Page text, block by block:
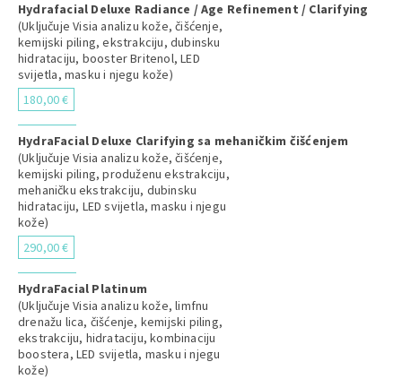
Hydrafacial Deluxe Radiance / Age Refinement / Clarifying
(Uključuje Visia analizu kože, čišćenje,
kemijski piling, ekstrakciju, dubinsku
hidrataciju, booster Britenol, LED
svijetla, masku i njegu kože)
180,00 €
HydraFacial Deluxe Clarifying sa mehaničkim čišćenjem
(Uključuje Visia analizu kože, čišćenje,
kemijski piling, produženu ekstrakciju,
mehaničku ekstrakciju, dubinsku
hidrataciju, LED svijetla, masku i njegu
kože)
290,00 €
HydraFacial Platinum
(Uključuje Visia analizu kože, limfnu
drenažu lica, čišćenje, kemijski piling,
ekstrakciju, hidrataciju, kombinaciju
boostera, LED svijetla, masku i njegu
kože)